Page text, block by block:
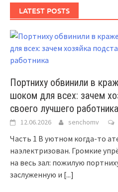
LATEST POSTS
Портниху обвинили в
шоком для всех: зачем
своего лучшего работника
12.06.2026 senchomv
Часть 1 В уютном когда-то
наэлектризован. Громкие
на весь зал: пожилую
заслуженную и [...]